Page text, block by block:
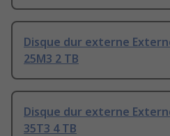
Disque dur externe
25M3 2 TB
Disque dur externe
35T3 4 TB